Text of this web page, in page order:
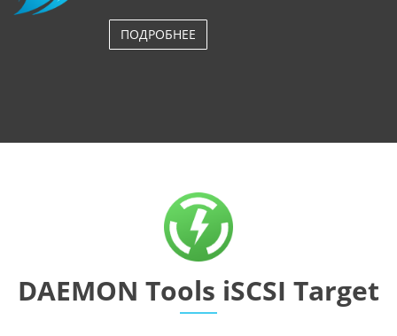
ПОДРОБНЕЕ
DAEMON Tools iSCSI Target